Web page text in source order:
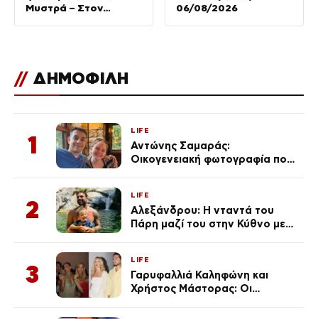
Μυστρά – Στον
06/08/2026
// ΔΗΜΟΦΙΛΗ
1
LIFE
Αντώνης Σαμαράς:
Οικογενειακή φωτογραφία που
Λένας
2
LIFE
Αλεξάνδρου: Η νταντά του
Πάρη μαζί του στην Κύθνο με
3
LIFE
Γαρυφαλλιά Καληφώνη και
Χρήστος Μάστορας: Οι